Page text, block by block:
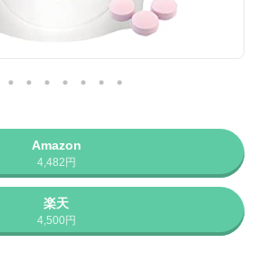
Amazon
4,482円
楽天
4,500円